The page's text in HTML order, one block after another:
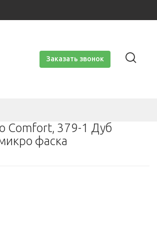
Заказать звонок
Comfort, 379-1 Дуб
фаска